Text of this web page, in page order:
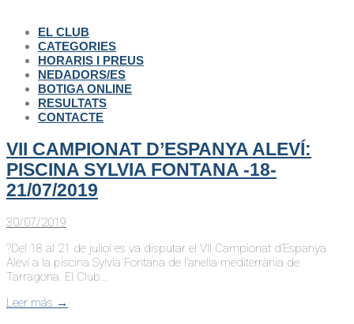
EL CLUB
CATEGORIES
HORARIS I PREUS
NEDADORS/ES
BOTIGA ONLINE
RESULTATS
CONTACTE
VII CAMPIONAT D’ESPANYA ALEVÍ:
PISCINA SYLVIA FONTANA -18-
21/07/2019
30/07/2019
?Del 18 al 21 de juliol es va disputar el VII Campionat d’Espanya
Aleví a la piscina Sylvia Fontana de l’anella mediterrània de
Tarragona. El Club…
Leer más →